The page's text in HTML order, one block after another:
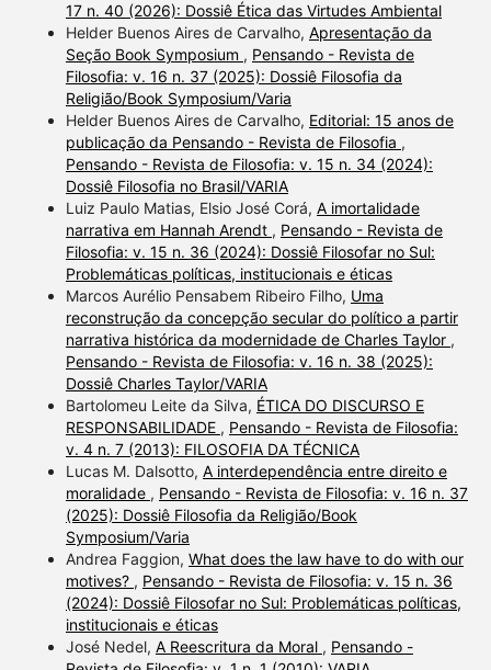
17 n. 40 (2026): Dossiê Ética das Virtudes Ambiental
Helder Buenos Aires de Carvalho, Apresentação da
Seção Book Symposium , Pensando - Revista de
Filosofia: v. 16 n. 37 (2025): Dossiê Filosofia da
Religião/Book Symposium/Varia
Helder Buenos Aires de Carvalho, Editorial: 15 anos de
publicação da Pensando - Revista de Filosofia ,
Pensando - Revista de Filosofia: v. 15 n. 34 (2024):
Dossiê Filosofia no Brasil/VARIA
Luiz Paulo Matias, Elsio José Corá, A imortalidade
narrativa em Hannah Arendt , Pensando - Revista de
Filosofia: v. 15 n. 36 (2024): Dossiê Filosofar no Sul:
Problemáticas políticas, institucionais e éticas
Marcos Aurélio Pensabem Ribeiro Filho, Uma
reconstrução da concepção secular do político a partir
narrativa histórica da modernidade de Charles Taylor ,
Pensando - Revista de Filosofia: v. 16 n. 38 (2025):
Dossiê Charles Taylor/VARIA
Bartolomeu Leite da Silva, ÉTICA DO DISCURSO E
RESPONSABILIDADE , Pensando - Revista de Filosofia:
v. 4 n. 7 (2013): FILOSOFIA DA TÉCNICA
Lucas M. Dalsotto, A interdependência entre direito e
moralidade , Pensando - Revista de Filosofia: v. 16 n. 37
(2025): Dossiê Filosofia da Religião/Book
Symposium/Varia
Andrea Faggion, What does the law have to do with our
motives? , Pensando - Revista de Filosofia: v. 15 n. 36
(2024): Dossiê Filosofar no Sul: Problemáticas políticas,
institucionais e éticas
José Nedel, A Reescritura da Moral , Pensando -